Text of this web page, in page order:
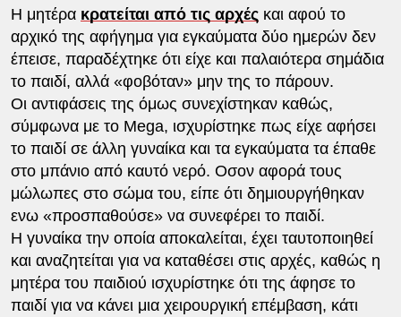
Η μητέρα κρατείται από τις αρχέςκαι αφού το
αρχικό της αφήγημα για εγκαύματα δύο ημερών δεν
έπεισε, παραδέχτηκε ότι είχε και παλαιότερα σημάδια
το παιδί, αλλά «φοβόταν» μην της το πάρουν.
Οι αντιφάσεις της όμως συνεχίστηκαν καθώς,
σύμφωνα με το Mega, ισχυρίστηκε πως είχε αφήσει
το παιδί σε άλλη γυναίκα και τα εγκαύματα τα έπαθε
στο μπάνιο από καυτό νερό. Οσον αφορά τους
μώλωπες στο σώμα του, είπε ότι δημιουργήθηκαν
ενω «προσπαθούσε» να συνεφέρει το παιδί.
Η γυναίκα την οποία αποκαλείται, έχει ταυτοποιηθεί
και αναζητείται για να καταθέσει στις αρχές, καθώς η
μητέρα του παιδιού ισχυρίστηκε ότι της άφησε το
παιδί για να κάνει μια χειρουργική επέμβαση, κάτι